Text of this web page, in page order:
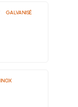
GALVANISÉ
INOX